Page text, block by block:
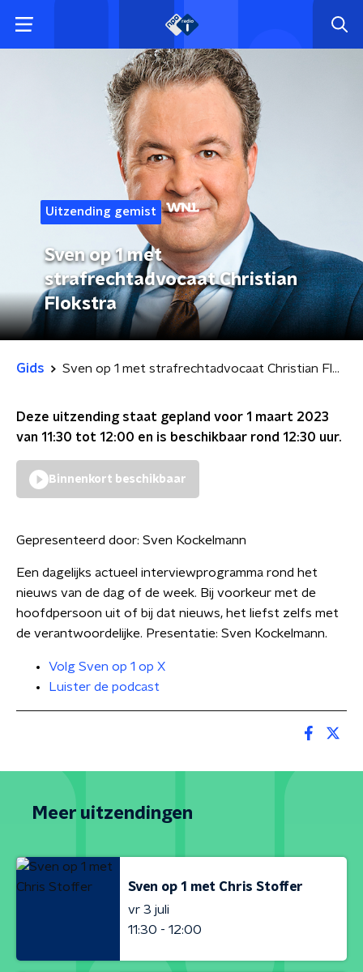
Uitzending gemist
Sven op 1 met
strafrechtadvocaat Christian
Flokstra
Gids Sven op 1 met strafrechtadvocaat Christian Flokstra
Deze uitzending staat gepland voor 1 maart 2023
van 11:30 tot 12:00 en is beschikbaar rond 12:30 uur.
Binnenkort beschikbaar
Gepresenteerd door: Sven Kockelmann
Een dagelijks actueel interviewprogramma rond het
nieuws van de dag of de week. Bij voorkeur met de
hoofdpersoon uit of bij dat nieuws, het liefst zelfs met
de verantwoordelijke. Presentatie: Sven Kockelmann.
Volg Sven op 1 op X
Luister de podcast
Meer uitzendingen
Sven op 1 met Chris Stoffer
vr 3 juli
11:30 - 12:00